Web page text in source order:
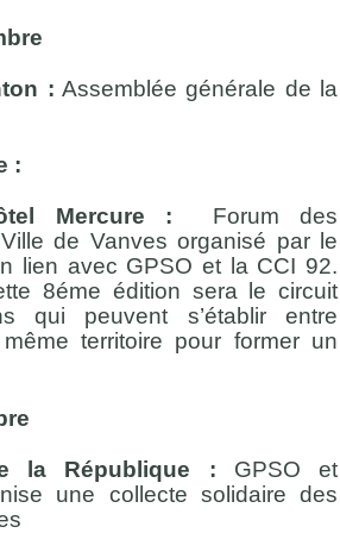
: Assemblée générale de la
:
Mercure : Forum des
de Vanves organisé par le
lien avec GPSO et la CCI 92.
8éme édition sera le circuit
qui peuvent s’établir entre
territoire pour former un
la République : GPSO et
une collecte solidaire des